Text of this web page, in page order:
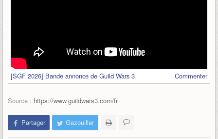
Commenter
[SGF 2026] Bande annonce de Guild Wars 3
Source : https://www.guildwars3.com/fr
Partager Gazouiller